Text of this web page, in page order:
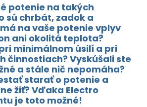
potenie na takých
sú chrbát, zadok a
na vaše potenie vplyv
ani okolitá teplota?
minimálnom úsilí a pri
činnostiach? Vyskúšali ste
a stále nič nepomáha?
starať o potenie a
žiť? Vďaka Electro
je toto možné!